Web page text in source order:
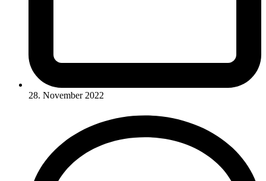
28. November 2022